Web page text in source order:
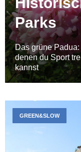
Parks
Das grüne
denen du Sport
kannst
GREEN&SLOW